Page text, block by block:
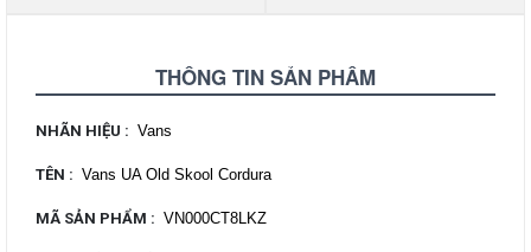
THÔNG TIN SẢN PHẨM
NHÃN HIỆU : Vans
TÊN : Vans UA Old Skool Cordura
MÃ SẢN PHẨM : VN000CT8LKZ